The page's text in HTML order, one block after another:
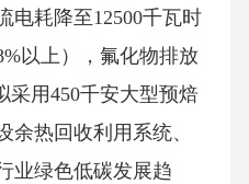
电耗降至12500千瓦时
以上），氟化物排放
采用450千安大型预焙
余热回收利用系统、
业绿色低碳发展趋